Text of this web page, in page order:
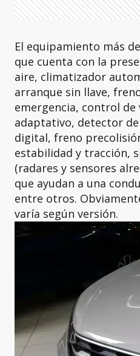
El equipamiento más
que cuenta con la
aire, climatizador
arranque sin llave,
emergencia, control de
adaptativo, detector
digital, freno
estabilidad y tracción,
(radares y sensores
que ayudan a una
entre otros.
varía según versión.